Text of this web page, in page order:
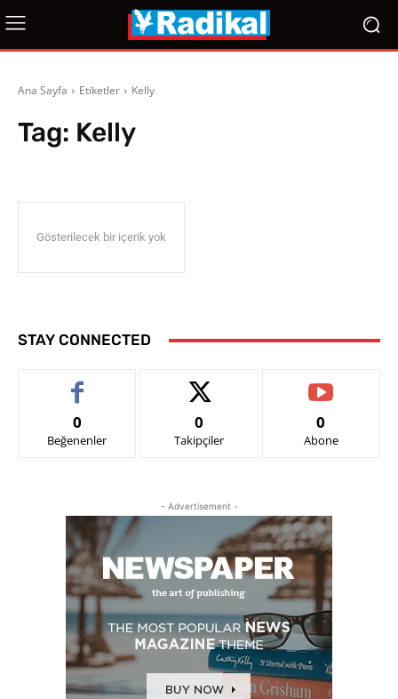
Ana Sayfa Etiketler Kelly
Tag: Kelly
Gösterilecek bir içerik yok
STAY CONNECTED
0
Beğenenler
0
Takipçiler
0
Abone
- Advertisement -